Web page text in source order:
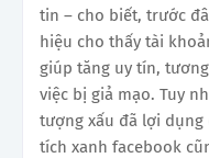
tin – cho biết, trước
hiệu cho thấy tài
giúp tăng uy tín,
việc bị giả mạo. Tuy
tượng xấu đã lợi dụng
tích xanh facebook